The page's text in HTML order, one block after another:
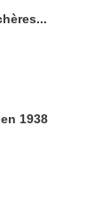
1938